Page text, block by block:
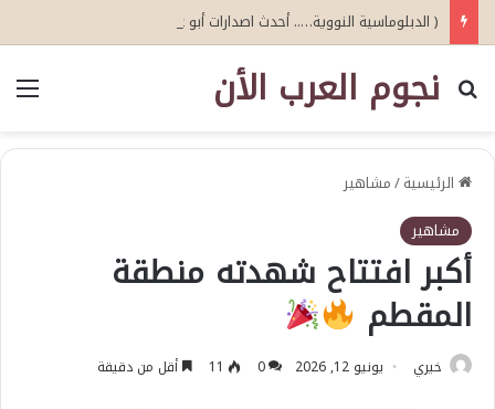
( الدبلوماسية النووية….. أحدث اصدارات أبو عيطة )
نجوم العرب الأن
بحث عن
الرئيسية/مشاهير
مشاهير
أكبر افتتاح شهدته منطقة
المقطم
خيري يونيو 12, 2026 0
11 أقل من دقيقة